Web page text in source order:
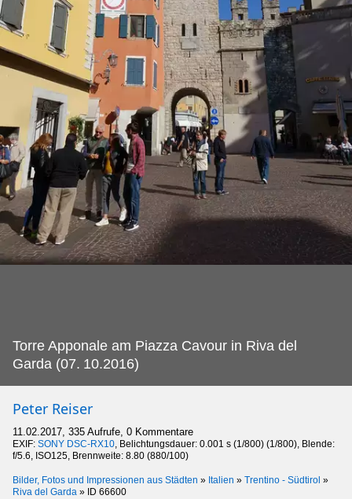
Torre Apponale am Piazza Cavour in Riva del
Garda (07. 10.2016)
Peter Reiser
11.02.2017, 335 Aufrufe, 0 Kommentare
EXIF: SONY DSC-RX10, Belichtungsdauer: 0.001 s (1/800) (1/800), Blende:
f/5.6, ISO125, Brennweite: 8.80 (880/100)
Bilder, Fotos und Impressionen aus Städten » Italien » Trentino - Südtirol »
Riva del Garda » ID 66600